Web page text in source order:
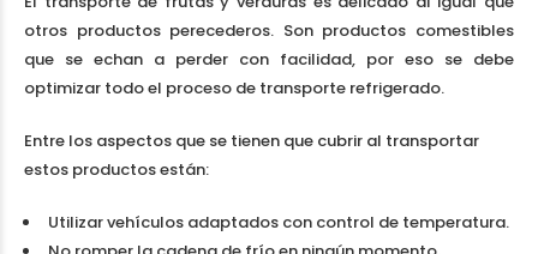
otros productos perecederos. Son productos comestibles
que se echan a perder con facilidad, por eso se debe
optimizar todo el proceso de transporte refrigerado.
Entre los aspectos que se tienen que cubrir al transportar
estos productos están:
Utilizar vehículos adaptados con control de temperatura.